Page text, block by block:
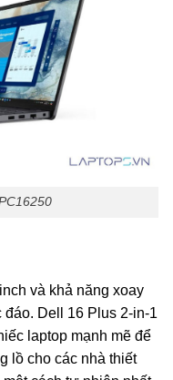
và khả năng xoay
đáo. Dell 16 Plus 2-in-1
laptop mạnh mẽ để
lồ cho các nhà thiết